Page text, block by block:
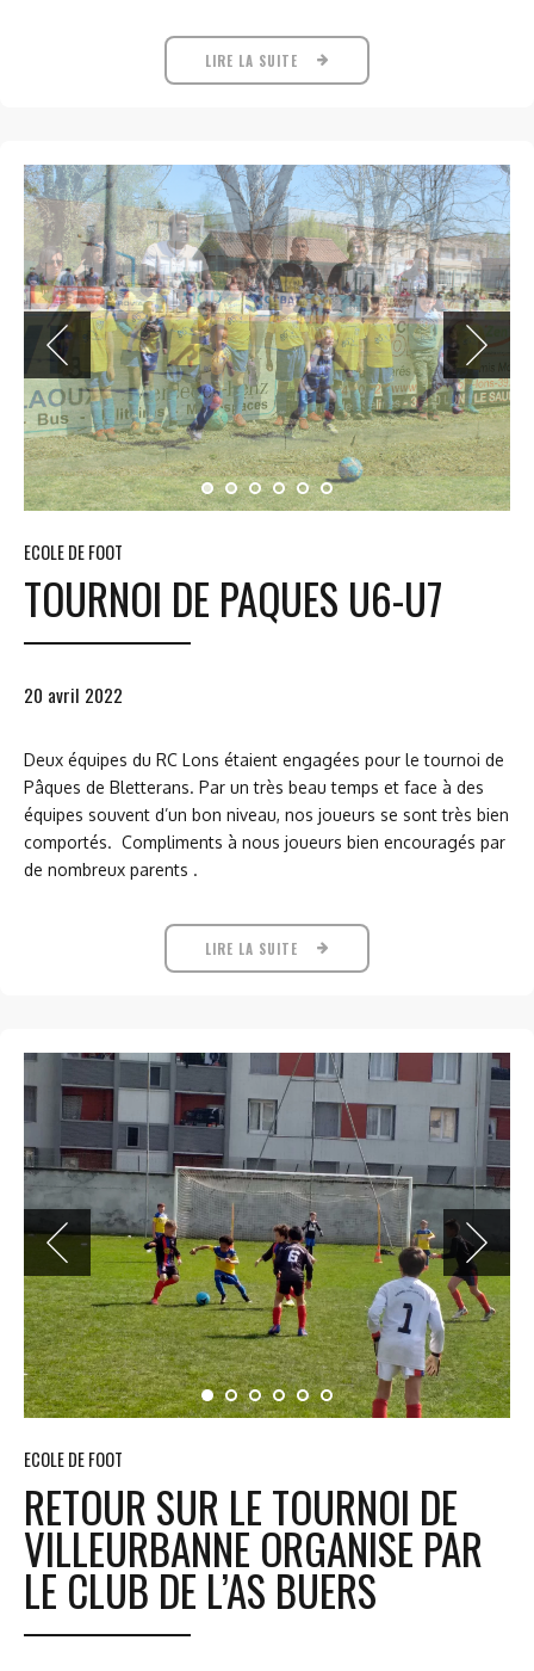
LIRE LA SUITE
ECOLE DE FOOT
TOURNOI DE PAQUES U6-U7
Pâques de Bletterans. Par un très beau temps et face à des
équipes souvent d’un bon niveau, nos joueurs se sont très bien
comportés. Compliments à nous joueurs bien encouragés par
de nombreux parents .
ECOLE DE FOOT
RETOUR SUR LE TOURNOI DE
VILLEURBANNE ORGANISE PAR
LE CLUB DE L’AS BUERS